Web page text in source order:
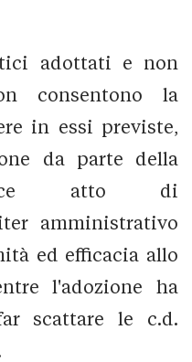
adottati e non
consentono la
in essi previste,
da parte della
atto di
amministrativo
ed efficacia allo
l'adozione ha
scattare le c.d.